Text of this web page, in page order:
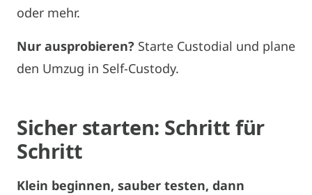
oder mehr.
Nur ausprobieren? Starte Custodial und plane
den Umzug in Self-Custody.
Sicher starten: Schritt für
Schritt
Klein beginnen, sauber testen, dann